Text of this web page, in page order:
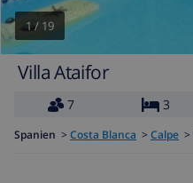
1/ 19
Villa Ataifor
7
3
Spanien > Costa Blanca > Calpe >